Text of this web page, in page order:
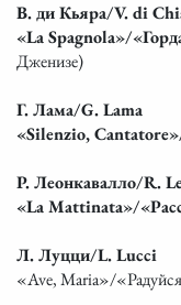
В. ди Кьяра/V. di
«La Spagnola»/
Дженизе)
Г. Лама/G. Lama
«Silenzio,
Р. Леонкавалло/R.
«La Mattinata»/
Л. Луцци/L. Lucci
«Ave, Maria»/